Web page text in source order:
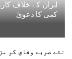
ایران کے خلاف
کمی کا دعویٰ
نئے صوبے وفاق کو